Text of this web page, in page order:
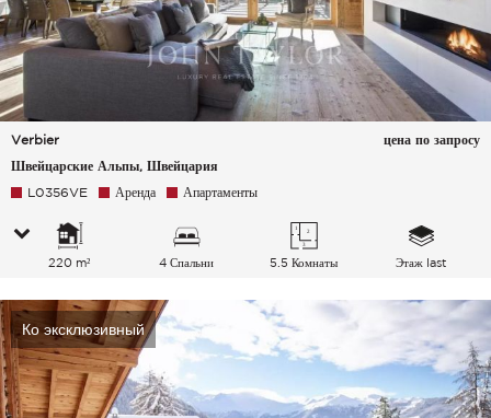
Verbier
Швейцарские Альпы, Швейцария
цена по запросу
L0356VE Аренда Апартаменты
220 m² 4 Спальни 5.5 Комнаты Этаж last
Ко эксклюзивный